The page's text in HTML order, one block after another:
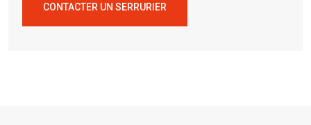
CONTACTER UN SERRURIER